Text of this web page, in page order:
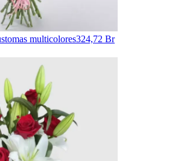
multicolores324,72 Br